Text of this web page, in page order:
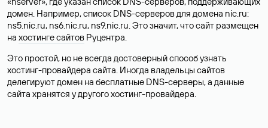
домен. Например, список DNS-серверов для домена nic.ru:
ns5.nic.ru, ns6.nic.ru, ns9.nic.ru. Это значит, что сайт размещен
на хостинге сайтов Руцентра.
Это простой, но не всегда достоверный способ узнать
хостинг-провайдера сайта. Иногда владельцы сайтов
делегируют домен на бесплатные DNS-серверы, а данные
сайта хранятся у другого хостинг-провайдера.